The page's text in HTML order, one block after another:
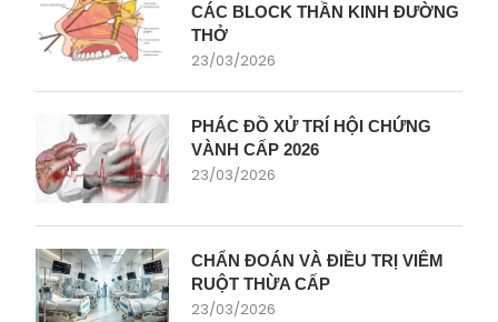
CÁC BLOCK THẦN KINH ĐƯỜNG
THỞ
23/03/2026
PHÁC ĐỒ XỬ TRÍ HỘI CHỨNG
VÀNH CẤP 2026
23/03/2026
CHẨN ĐOÁN VÀ ĐIỀU TRỊ VIÊM
RUỘT THỪA CẤP
23/03/2026